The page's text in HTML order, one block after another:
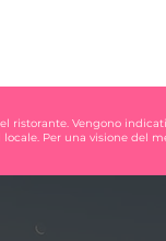
Vengono
Per una visione del